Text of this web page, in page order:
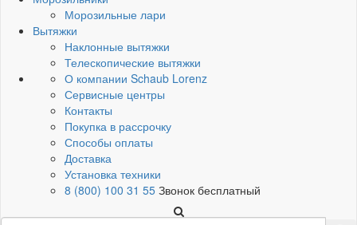
Морозильные лари
Вытяжки
Наклонные вытяжки
Телескопические вытяжки
О компании Schaub Lorenz
Сервисные центры
Контакты
Покупка в рассрочку
Способы оплаты
Доставка
Установка техники
8 (800) 100 31 55 Звонок бесплатный